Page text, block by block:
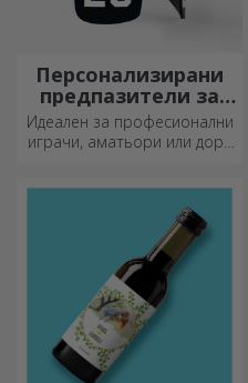
Персонализирани
предпазители за
футбол
Идеален за професионални
играчи, аматьори или дори